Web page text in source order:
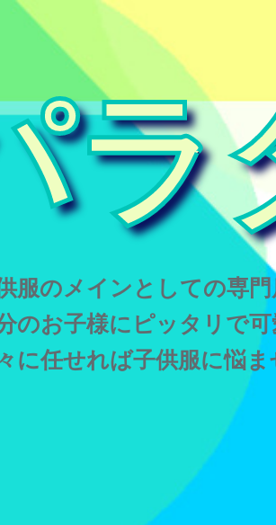
ラ
服のメインとしての専
のお子様にピッタリで
に任せれば子供服に悩